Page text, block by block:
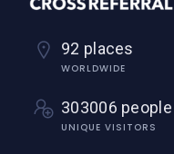
92 places
WORLDWIDE
303006 people
UNIQUE VISITORS